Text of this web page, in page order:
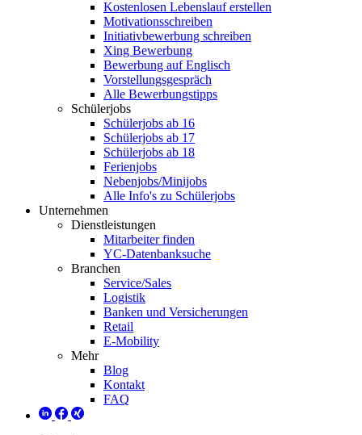
Kostenlosen Lebenslauf erstellen
Motivationsschreiben
Initiativbewerbung schreiben
Xing Bewerbung
Bewerbung auf Englisch
Vorstellungsgespräch
Alle Bewerbungstipps
Schülerjobs
Schülerjobs ab 16
Schülerjobs ab 17
Schülerjobs ab 18
Ferienjobs
Nebenjobs/Minijobs
Alle Info's zu Schülerjobs
Unternehmen
Dienstleistungen
Mitarbeiter finden
YC-Datenbanksuche
Branchen
Service/Sales
Logistik
Banken und Versicherungen
Retail
E-Mobility
Mehr
Blog
Kontakt
FAQ